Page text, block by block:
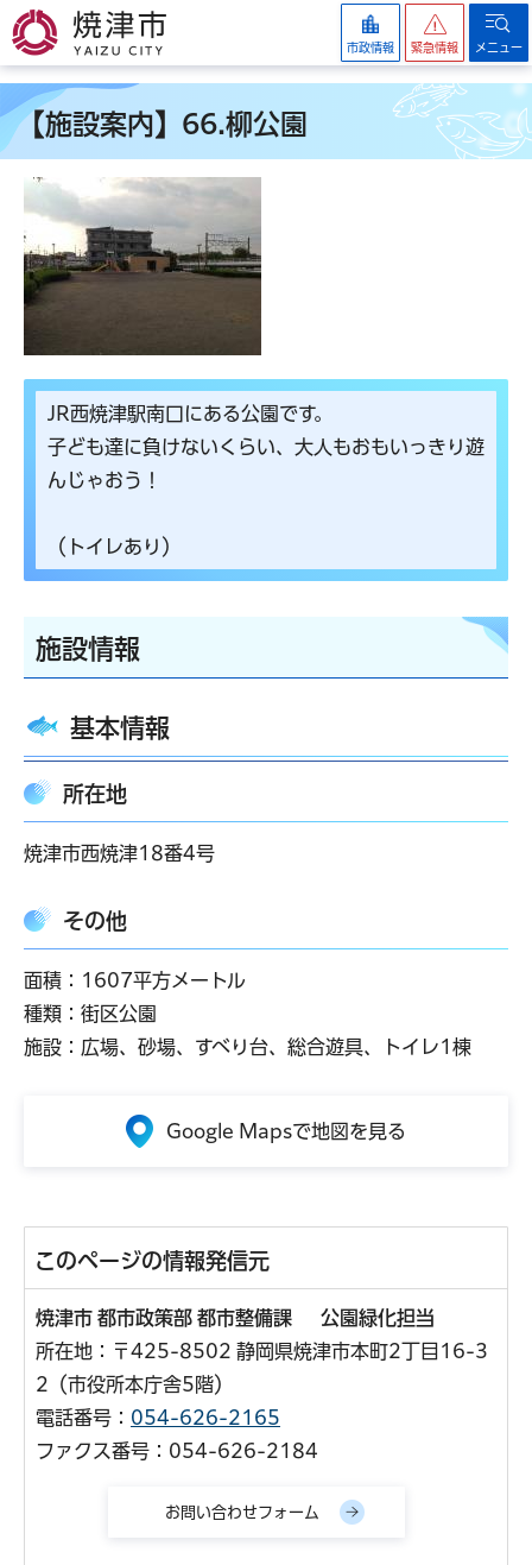
焼津市
市政情報 緊急情報 メニュー
【施設案内】66.柳公園
JR西焼津駅南口にある公園です。
子ども達に負けないくらい、大人もおもいっきり遊
んじゃおう！
（トイレあり）
施設情報
基本情報
所在地
焼津市西焼津18番4号
その他
面積：1607平方メートル
種類：街区公園
施設：広場、砂場、すべり台、総合遊具、トイレ1棟
Google Mapsで地図を見る
このページの情報発信元
焼津市 都市政策部 都市整備課 公園緑化担当
所在地：〒425-8502 静岡県焼津市本町2丁目16-3
2（市役所本庁舎5階）
電話番号： 054-626-2165
ファクス番号：054-626-2184